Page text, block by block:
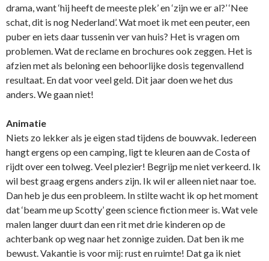
drama, want ‘hij heeft de meeste plek’ en ‘zijn we er al?’ ‘Nee
schat, dit is nog Nederland’. Wat moet ik met een peuter, een
puber en iets daar tussenin ver van huis? Het is vragen om
problemen. Wat de reclame en brochures ook zeggen. Het is
afzien met als beloning een behoorlijke dosis tegenvallend
resultaat. En dat voor veel geld. Dit jaar doen we het dus
anders. We gaan niet!
Animatie
Niets zo lekker als je eigen stad tijdens de bouwvak. Iedereen
hangt ergens op een camping, ligt te kleuren aan de Costa of
rijdt over een tolweg. Veel plezier! Begrijp me niet verkeerd. Ik
wil best graag ergens anders zijn. Ik wil er alleen niet naar toe.
Dan heb je dus een probleem. In stilte wacht ik op het moment
dat ‘beam me up Scotty’ geen science fiction meer is. Wat vele
malen langer duurt dan een rit met drie kinderen op de
achterbank op weg naar het zonnige zuiden. Dat ben ik me
bewust. Vakantie is voor mij: rust en ruimte! Dat ga ik niet